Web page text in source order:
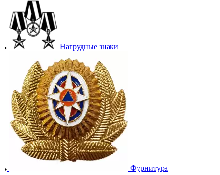
Нагрудные знаки
Фурнитура